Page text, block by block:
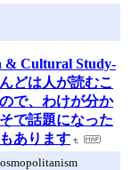
& Cultural Study-
どは人が読むこ
で、わけが分か
で話題になった
あります